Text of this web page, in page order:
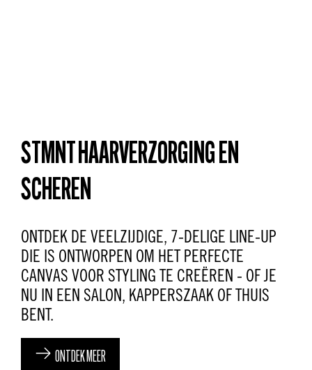
STMNT HAARVERZORGING EN
SCHEREN
ONTDEK DE VEELZIJDIGE, 7-DELIGE LINE-UP
DIE IS ONTWORPEN OM HET PERFECTE
CANVAS VOOR STYLING TE CREËREN - OF JE
NU IN EEN SALON, KAPPERSZAAK OF THUIS
BENT.
ONTDEK MEER